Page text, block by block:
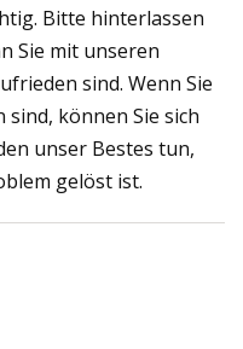
Bitte hinterlassen
Sie mit unseren
sind. Wenn Sie
können Sie sich
unser Bestes tun,
gelöst ist.